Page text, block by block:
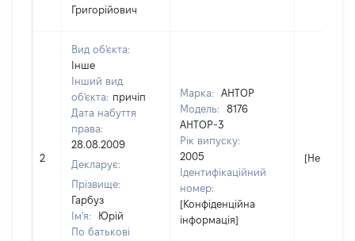
Григорійович
2
Вид об'єкта:
Інше
Інший вид
об'єкта: причіп
Дата набуття
права:
28.08.2009
Декларує:
Прізвище:
Гарбуз
Ім'я:
Юрій
По батькові
Марка:
АНТОР
Модель:
8176
АНТОР-3
Рік випуску:
2005
Ідентифікаційний
номер:
[Конфіденційна
інформація]
[Не